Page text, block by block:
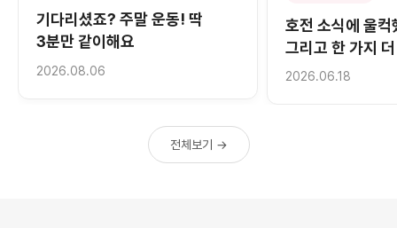
기다리셨죠? 주말 운동! 딱
3분만 같이해요
2026.08.06
호전 소식에 울컥
그리고 한 가지 더
2026.06.18
전체보기 →